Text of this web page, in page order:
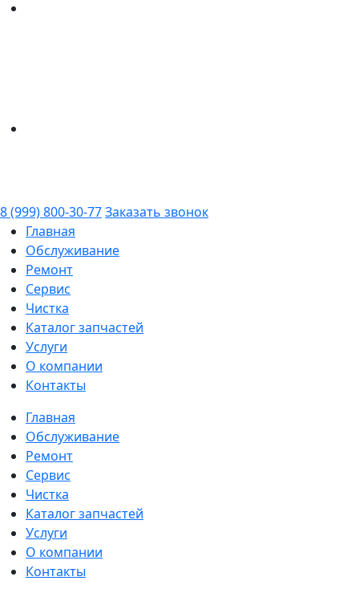
8 (999) 800-30-77Заказать звонок
Главная
Обслуживание
Ремонт
Сервис
Чистка
Каталог запчастей
Услуги
О компании
Контакты
Главная
Обслуживание
Ремонт
Сервис
Чистка
Каталог запчастей
Услуги
О компании
Контакты